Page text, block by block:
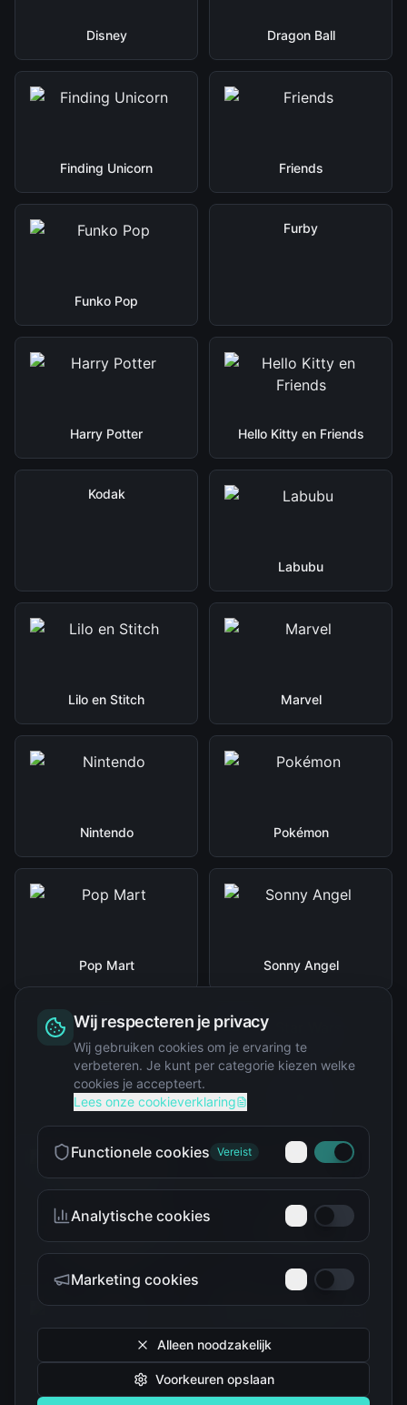
Disney Dragon Ball
Finding Unicorn Friends
Funko Pop
Furby
Harry Potter Hello Kitty en Friends
Kodak
Labubu
Lilo en Stitch Marvel
Nintendo Pokémon
Pop Mart Sonny Angel
Squishy
The Simpsons
Troetelbeertjes
Wij respecteren je privacy
Wij gebruiken cookies om je ervaring te
verbeteren. Je kunt per categorie kiezen welke
cookies je accepteert.
Lees onze cookieverklaring
Functionele cookies Vereist
Analytische cookies
Marketing cookies
Alleen noodzakelijk
Voorkeuren opslaan